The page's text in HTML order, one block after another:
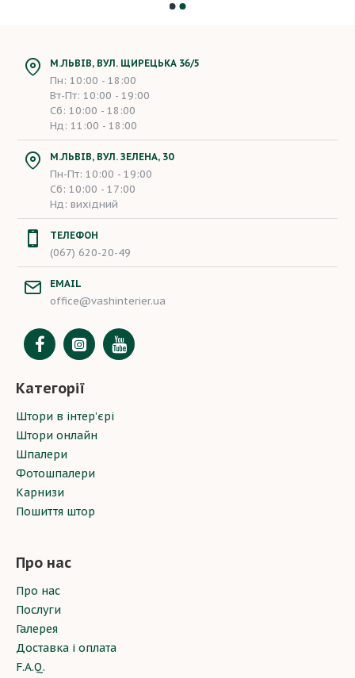
М.ЛЬВІВ, ВУЛ. ЩИРЕЦЬКА 36/5
Пн: 10:00 - 18:00
Вт-Пт: 10:00 - 19:00
Сб: 10:00 - 18:00
Нд: 11:00 - 18:00
М.ЛЬВІВ, ВУЛ. ЗЕЛЕНА, 30
Пн-Пт: 10:00 - 19:00
Сб: 10:00 - 17:00
Нд: вихідний
ТЕЛЕФОН
(067) 620-20-49
EMAIL
office@vashinterier.ua
Категорії
Штори в інтер’єрі
Штори онлайн
Шпалери
Фотошпалери
Карнизи
Пошиття штор
Про нас
Про нас
Послуги
Галерея
Доставка і оплата
F.A.Q.